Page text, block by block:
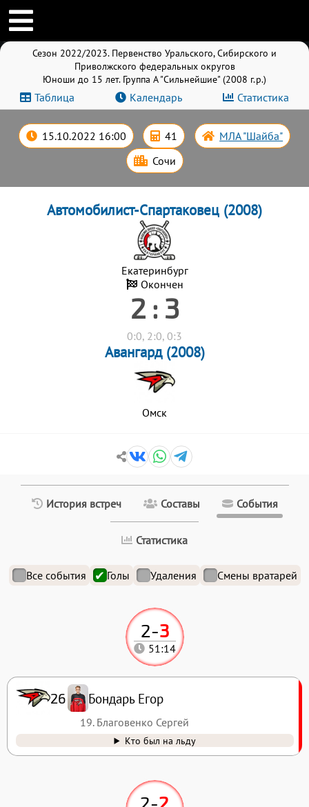
Сезон 2022/2023. Первенство Уральского, Сибирского и
Приволжского федеральных округов
Юноши до 15 лет. Группа A "Сильнейшие" (2008 г.р.)
Таблица Календарь Статистика
15.10.2022 16:00 41 МЛА "Шайба"
Сочи
Автомобилист-Спартаковец (2008)
Екатеринбург
Окончен
2 : 3
0:0, 2:0, 0:3
Авангард (2008)
Омск
История встреч Составы События
Статистика
Все события Голы Удаления Смены вратарей
2-2
2-3
51:14
26 Бондарь Егор
19. Благовенко Сергей
Кто был на льду